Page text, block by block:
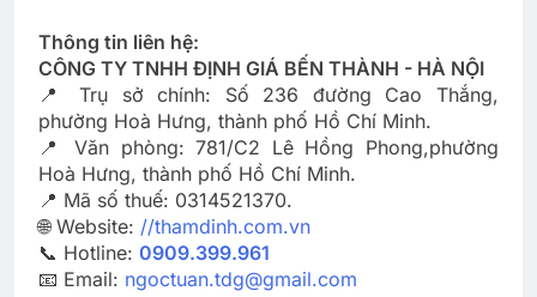
Thông tin liên hệ:
CÔNG TY TNHH ĐỊNH GIÁ BẾN THÀNH - HÀ NỘI
📍 Trụ sở chính: Số 236 đường Cao Thắng,
phường Hoà Hưng, thành phố Hồ Chí Minh.
📍 Văn phòng: 781/C2 Lê Hồng Phong,phường
Hoà Hưng, thành phố Hồ Chí Minh.
📍 Mã số thuế: 0314521370.
🌐 Website: //thamdinh.com.vn
📞 Hotline: 0909.399.961
📧 Email: ngoctuan.tdg@gmail.com